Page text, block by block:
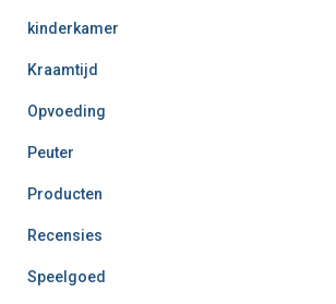
kinderkamer
Kraamtijd
Opvoeding
Peuter
Producten
Recensies
Speelgoed